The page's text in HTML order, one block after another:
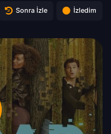
Sonra İzle İzledim